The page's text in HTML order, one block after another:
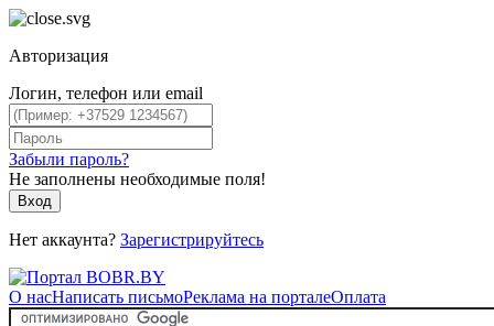
Авторизация
Логин, телефон или email
Забыли пароль?
Не заполнены необходимые поля!
Вход
Нет аккаунта? Зарегистрируйтесь
О насНаписать письмоРеклама на порталеОплата